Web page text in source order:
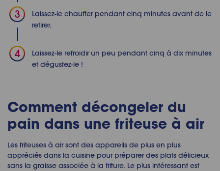
Laissez-le chauffer pendant cinq minutes avant de le
retirer.
Laissez-le refroidir un peu pendant cinq à dix minutes
et dégustez-le !
Comment décongeler du
pain dans une friteuse à air
Les friteuses à air sont des appareils de plus en plus
appréciés dans la cuisine pour préparer des plats délicieux
sans la graisse associée à la friture. Le plus intéressant est